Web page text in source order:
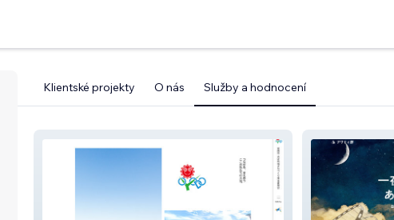
Klientské projekty O nás Služby a hodnocení